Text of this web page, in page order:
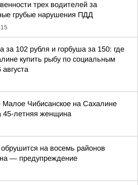
трех водителей за
грубые нарушения ПДД
за 102 рубля и горбуша за 150: где
купить рыбу по социальным
Малое Чибисанское на Сахалине
45-летняя женщина
на восемь районов
— предупреждение